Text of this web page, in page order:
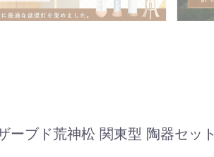
ーブド荒神松 関東型 陶器セット